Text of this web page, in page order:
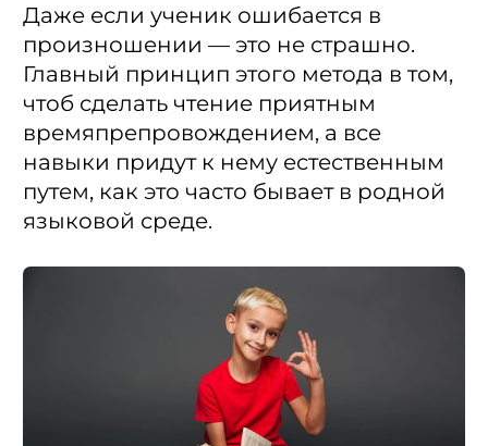
Даже если ученик ошибается в
произношении — это не страшно.
Главный принцип этого метода в том,
чтоб сделать чтение приятным
времяпрепровождением, а все
навыки придут к нему естественным
путем, как это часто бывает в родной
языковой среде.